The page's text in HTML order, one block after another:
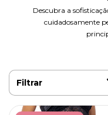
Descubra a
cuidadosamente
Filtrar